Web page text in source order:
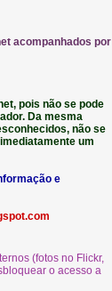
acompanhados por
pois não se pode
Da mesma
não se
um
e
(fotos no Flickr,
o acesso a